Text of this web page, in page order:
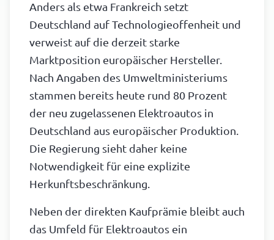
Anders als etwa Frankreich setzt
Deutschland auf Technologieoffenheit und
verweist auf die derzeit starke
Marktposition europäischer Hersteller.
Nach Angaben des Umweltministeriums
stammen bereits heute rund 80 Prozent
der neu zugelassenen Elektroautos in
Deutschland aus europäischer Produktion.
Die Regierung sieht daher keine
Notwendigkeit für eine explizite
Herkunftsbeschränkung.
Neben der direkten Kaufprämie bleibt auch
das Umfeld für Elektroautos ein